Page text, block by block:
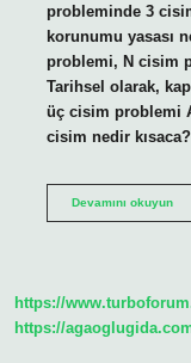
probleminde 3
korunumu yasası
problemi, N cisim
Tarihsel olarak,
üç cisim problemi
cisim nedir
Devamını okuyun
https://
https://